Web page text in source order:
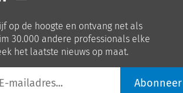
ons
Youtube
op de hoogte en ontvang net als
30.000 andere professionals elke
het laatste nieuws op maat.
Abonneer